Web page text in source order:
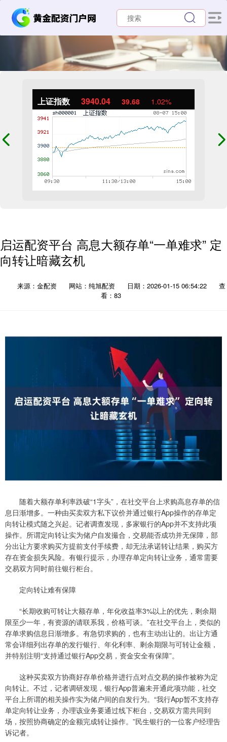
上证指数 3940.04 39.68 1.02%
启运配资平台 高息大额存单“一单难求” 定
向转让暗藏玄机
来源：金配资 网站：纯旭配资 日期：2026-01-15 06:54:22
查
看：83
随着大额存单利率跌破“1字头”，在社交平台上求购高息存单的信
息日渐增多。一种由买卖双方私下议价并通过银行App操作的存单定
向转让模式随之兴起。记者调查发现，多家银行的App并不支持此项
操作。所谓定向转让实为储户自发撮合，交易能否成功并无保障，部
分出让方要求购买方提前支付手续费，却无法承诺转让结果，购买方
存在资金损失风险。有银行提示，办理存单定向转让业务，通常需要
交易双方同时前往银行柜台。
定向转让难有保障
“长期收购可转让大额存单，年化收益率3%以上的优先，剩余期
限至少一年，有资源的请联系我，价格可谈。”在社交平台上，类似的
存单求购信息日渐增多。有急切求购的，也有主动出让的。出让方通
常会详细列出存单的发行银行、年化利率、剩余期限与可转让金额，
并特别注明“支持通过银行App交易，资金安全有保障”。
这种买卖双方协商好存单价格并进行点对点交易的操作被称为定
向转让。不过，记者调研发现，银行App普遍未开通此项功能，社交
平台上所谓的相关操作实为储户间的自发行为。“我行App暂不支持存
单定向转让业务，办理该业务要通过线下柜台，交易双方需共同到
场，按照协商确定的金额完成转让操作。”民生银行的一位客户经理告
诉记者。